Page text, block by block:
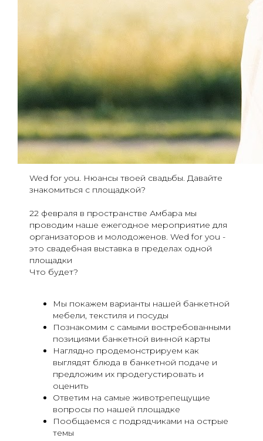
Wed for you. Нюансы твоей свадьбы. Давайте
знакомиться с площадкой?
22 февраля в пространстве Амбара мы
проводим наше ежегодное мероприятие для
организаторов и молодоженов. Wed for you -
это свадебная выставка в пределах одной
площадки
Что будет?
Мы покажем варианты нашей банкетной
мебели, текстиля и посуды
Познакомим с самыми востребованными
позициями банкетной винной карты
Наглядно продемонстрируем как
выглядят блюда в банкетной подаче и
предложим их продегустировать и
оценить
Ответим на самые животрепещущие
вопросы по нашей площадке
Пообщаемся с подрядчиками на острые
темы